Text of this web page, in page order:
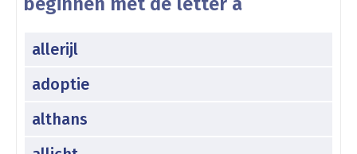
allerijl
adoptie
althans